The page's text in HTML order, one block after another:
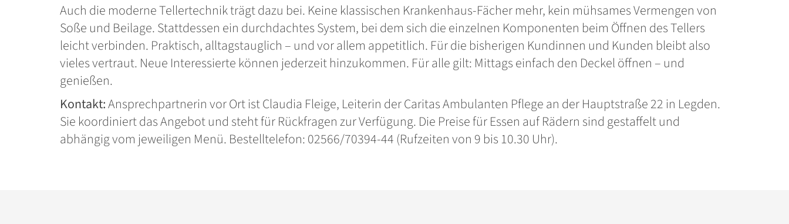
Auch die moderne Tellertechnik trägt dazu bei. Keine klassischen Krankenhaus-Fächer mehr, kein mühsames Vermengen von
Soße und Beilage. Stattdessen ein durchdachtes System, bei dem sich die einzelnen Komponenten beim Öffnen des Tellers
leicht verbinden. Praktisch, alltagstauglich – und vor allem appetitlich. Für die bisherigen Kundinnen und Kunden bleibt also
vieles vertraut. Neue Interessierte können jederzeit hinzukommen. Für alle gilt: Mittags einfach den Deckel öffnen – und
genießen.
Kontakt:Ansprechpartnerin vor Ort ist Claudia Fleige, Leiterin der Caritas Ambulanten Pflege an der Hauptstraße 22 in Legden.
Sie koordiniert das Angebot und steht für Rückfragen zur Verfügung. Die Preise für Essen auf Rädern sind gestaffelt und
abhängig vom jeweiligen Menü. Bestelltelefon: 02566/70394-44 (Rufzeiten von 9 bis 10.30 Uhr).